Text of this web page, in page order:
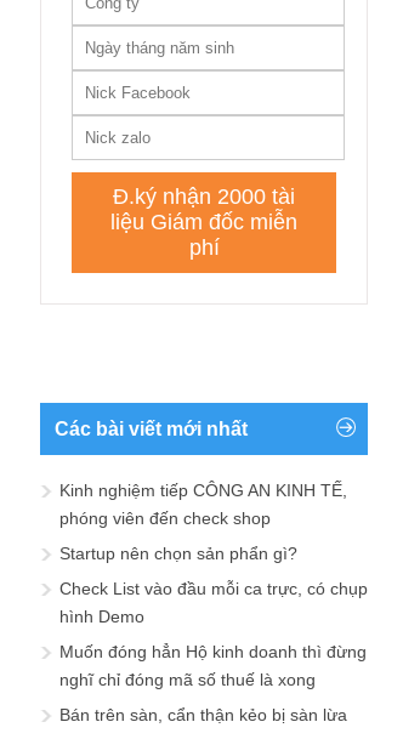
Các bài viết mới nhất
Kinh nghiệm tiếp CÔNG AN KINH TẾ,
phóng viên đến check shop
Startup nên chọn sản phẩn gì?
Check List vào đầu mỗi ca trực, có chụp
hình Demo
Muốn đóng hẳn Hộ kinh doanh thì đừng
nghĩ chỉ đóng mã số thuế là xong
Bán trên sàn, cẩn thận kẻo bị sàn lừa